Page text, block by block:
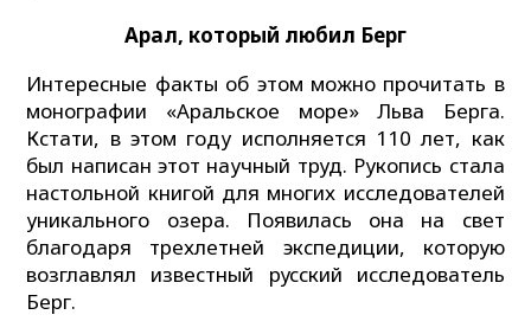
Арал, который любил Берг
Интересные факты об этом можно прочитать в
монографии «Аральское море» Льва Берга.
Кстати, в этом году исполняется 110 лет, как
был написан этот научный труд. Рукопись стала
настольной книгой для многих исследователей
уникального озера. Появилась она на свет
благодаря трехлетней экспедиции, которую
возглавлял известный русский исследователь
Берг.